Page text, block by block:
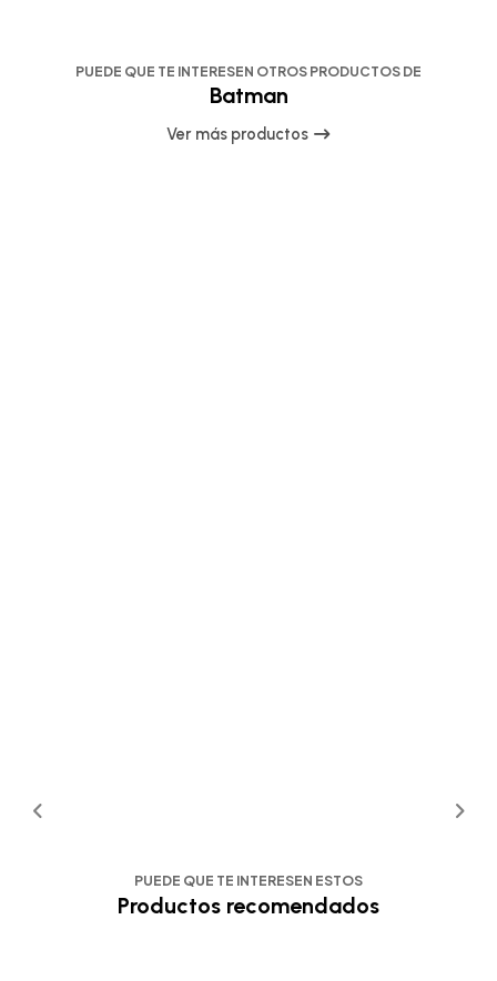
PUEDE QUE TE INTERESEN OTROS PRODUCTOS DE
Batman
Ver más productos
PUEDE QUE TE INTERESEN ESTOS
Productos recomendados